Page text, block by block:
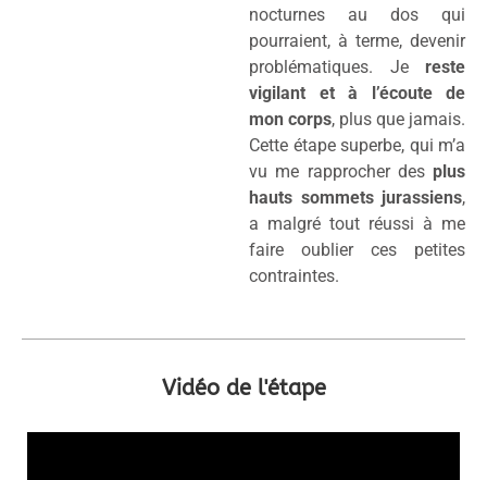
nocturnes au dos qui
pourraient, à terme, devenir
problématiques. Je reste
vigilant et à l’écoute de
mon corps, plus que jamais.
Cette étape superbe, qui m’a
vu me rapprocher des plus
hauts sommets jurassiens,
a malgré tout réussi à me
faire oublier ces petites
contraintes.
Vidéo de l'étape